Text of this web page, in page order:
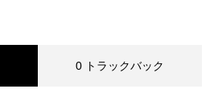
0 トラックバック